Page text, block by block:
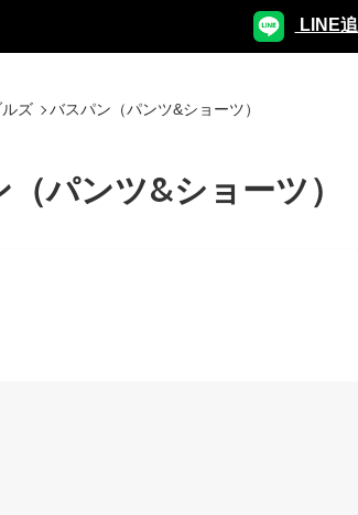
LINE
ズ バスパン（パンツ&ショーツ）
パンツ&ショーツ）